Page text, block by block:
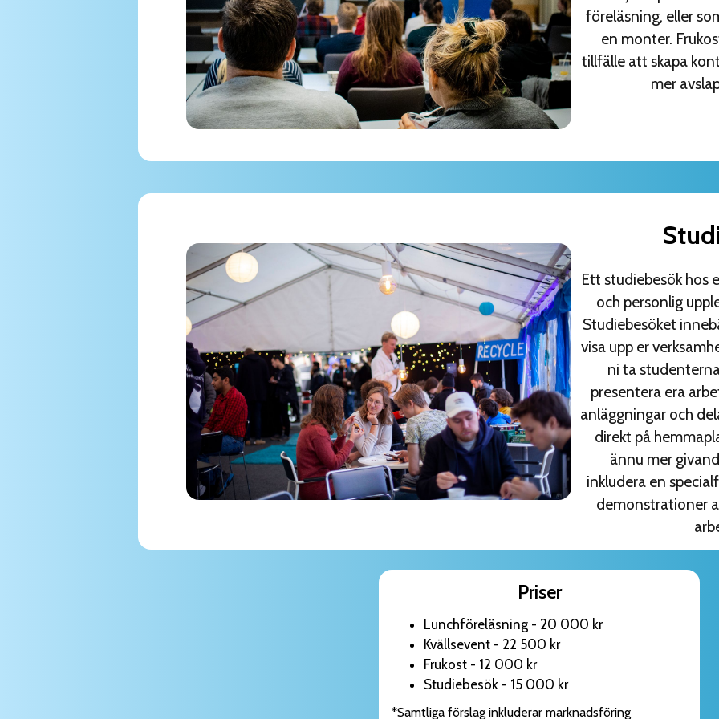
föreläsning, eller
en monter.
tillfälle att skapa
mer
Ett studiebesök hos
och personlig
Studiebesöket
visa upp er
ni ta
presentera era
anläggningar och
direkt på
ännu mer
inkludera en
demonstrationer
Priser
Lunchföreläsning - 20 000 kr
Kvällsevent - 22 500 kr
Frukost - 12 000 kr
Studiebesök - 15 000 kr
*Samtliga förslag inkluderar marknadsföring